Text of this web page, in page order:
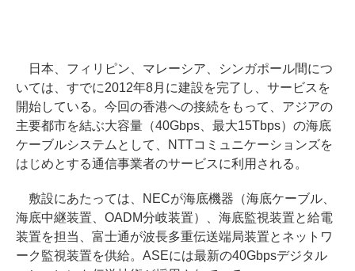
日本、フィリピン、マレーシア、シンガポール間につ
いては、すでに2012年8月に建設を完了し、サービスを
開始している。今回の香港への接続をもって、アジアの
主要都市を結ぶ大容量（40Gbps、最大15Tbps）の海底
ケーブルシステムとして、NTTコミュニケーションズを
はじめとする通信事業者のサービスに利用される。
敷設にあたっては、NECが海底機器（海底ケーブル、
海底中継装置、OADM分岐装置）、海底監視装置と給電
装置を担当、富士通が波長多重伝送端局装置とネットワ
ーク監視装置を供給。ASEには最新の40Gbpsデジタル